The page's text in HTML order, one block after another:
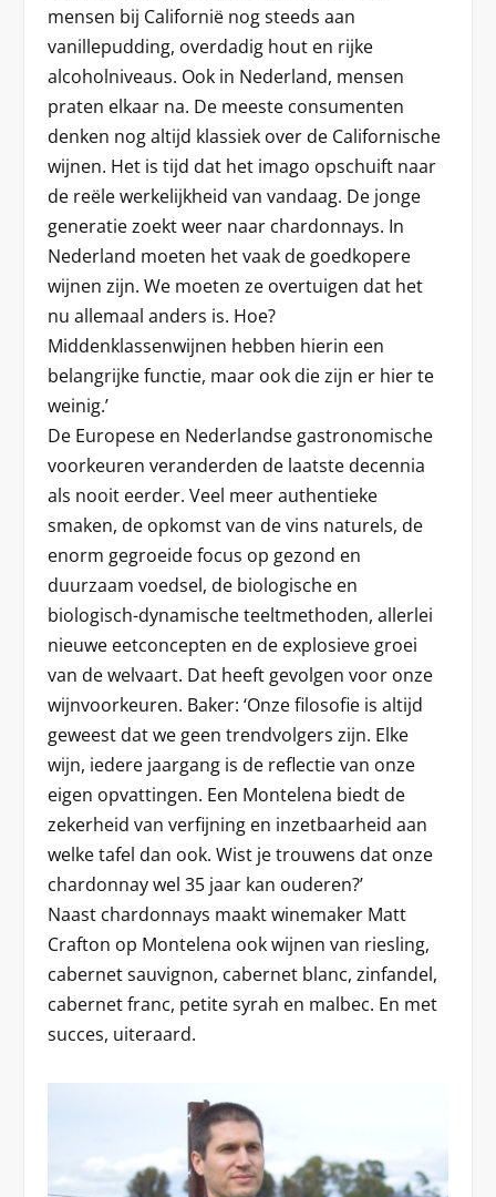
mensen bij Californië nog steeds aan
vanillepudding, overdadig hout en rijke
alcoholniveaus. Ook in Nederland, mensen
praten elkaar na. De meeste consumenten
denken nog altijd klassiek over de Californische
wijnen. Het is tijd dat het imago opschuift naar
de reële werkelijkheid van vandaag. De jonge
generatie zoekt weer naar chardonnays. In
Nederland moeten het vaak de goedkopere
wijnen zijn. We moeten ze overtuigen dat het
nu allemaal anders is. Hoe?
Middenklassenwijnen hebben hierin een
belangrijke functie, maar ook die zijn er hier te
weinig.’
De Europese en Nederlandse gastronomische
voorkeuren veranderden de laatste decennia
als nooit eerder. Veel meer authentieke
smaken, de opkomst van de vins naturels, de
enorm gegroeide focus op gezond en
duurzaam voedsel, de biologische en
biologisch-dynamische teeltmethoden, allerlei
nieuwe eetconcepten en de explosieve groei
van de welvaart. Dat heeft gevolgen voor onze
wijnvoorkeuren. Baker: ‘Onze filosofie is altijd
geweest dat we geen trendvolgers zijn. Elke
wijn, iedere jaargang is de reflectie van onze
eigen opvattingen. Een Montelena biedt de
zekerheid van verfijning en inzetbaarheid aan
welke tafel dan ook. Wist je trouwens dat onze
chardonnay wel 35 jaar kan ouderen?’
Naast chardonnays maakt winemaker Matt
Crafton op Montelena ook wijnen van riesling,
cabernet sauvignon, cabernet blanc, zinfandel,
cabernet franc, petite syrah en malbec. En met
succes, uiteraard.